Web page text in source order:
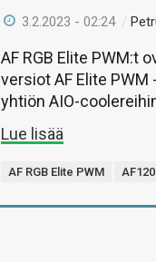
3.2.2023 - 02:24 /
AF RGB Elite PWM:t
versiot AF Elite
yhtiön AIO-
Lue lisää
AF RGB Elite PWM